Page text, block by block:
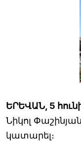
ԵՐԵՎԱՆ, 5
Նիկոլ
կատարել։